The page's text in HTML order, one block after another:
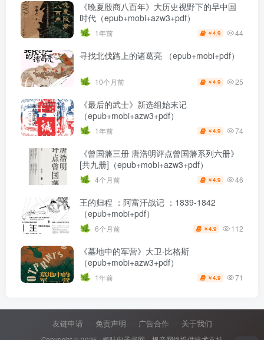
《晚夏殷商八百年》大历史视野下的早中国
时代（epub+mobi+azw3+pdf）
1年前 ￥4.9 44
寻找北伐路上的诸葛亮 （epub+mobi+pdf）
10个月前 ￥4.9 25
《最后的武士》新选组始末记
（epub+mobi+azw3+pdf）
1年前 ￥4.9 74
《曾国藩三册 唐浩明评点曾国藩系列六册》
[共九册]（epub+mobi+azw3+pdf）
4个月前 ￥4.9 46
王的归程 ：阿富汗战记 ：1839-1842
（epub+mobi+pdf）
6个月前 ￥4.9 112
《墓地中的军营》大卫·比格斯
（epub+mobi+azw3+pdf）
1年前 ￥4.9 71
友链申请 免责声明 广告合作 关于我们